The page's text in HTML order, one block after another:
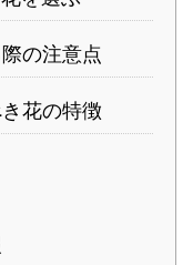
の注意点
花の特徴